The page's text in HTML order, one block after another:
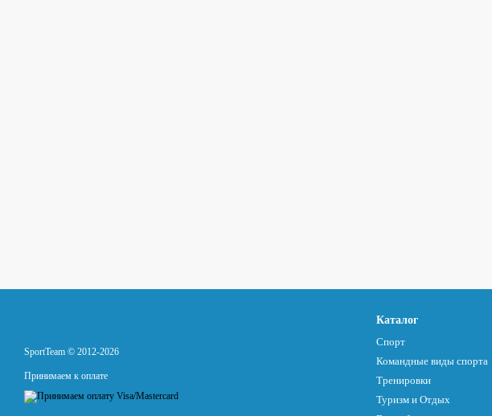
SportTeam © 2012-2026
Принимаем к оплате
Каталог
Спорт
Командные виды спорта
Тренировки
Туризм и Отдых